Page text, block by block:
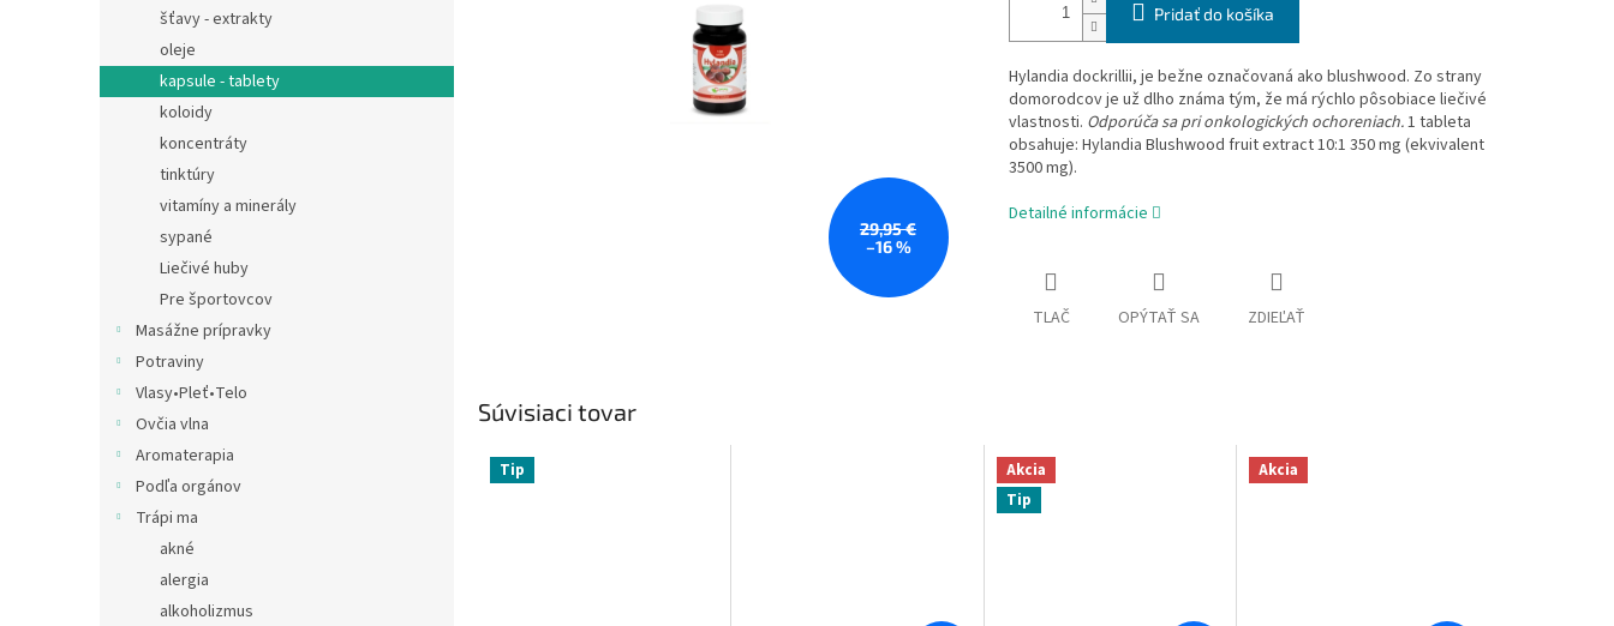
šťavy - extrakty
oleje
kapsule - tablety
koloidy
koncentráty
tinktúry
vitamíny a minerály
sypané
Liečivé huby
Pre športovcov
Masážne prípravky
Potraviny
Vlasy•Pleť•Telo
Ovčia vlna
Aromaterapia
Podľa orgánov
Trápi ma
akné
alergia
alkoholizmus
29,95 €
–16 %
Pridať do košíka
Hylandia dockrillii, je bežne označovaná ako blushwood. Zo strany
domorodcov je už dlho známa tým, že má rýchlo pôsobiace liečivé
vlastnosti. Odporúča sapri onkologických ochoreniach.1 tableta
obsahuje: Hylandia Blushwood fruit extract 10:1 350 mg (ekvivalent
3500 mg).
Detailné informácie
TLAČ OPÝTAŤ SA ZDIEĽAŤ
Súvisiaci tovar
Tip
Akcia
Tip
Akcia